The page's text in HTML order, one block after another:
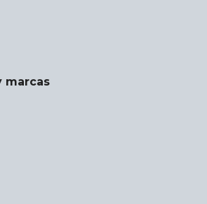
marcas